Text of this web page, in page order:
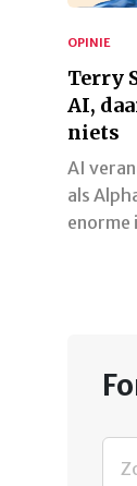
OPINIE
Terry
AI,
niets
AI
als
enorme